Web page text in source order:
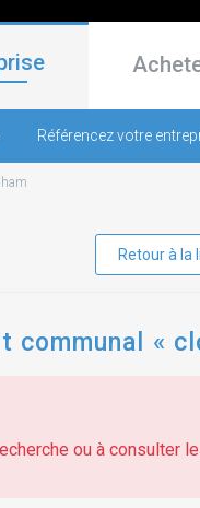
Référencez votre
Retour à la
communal «
ou à consulter